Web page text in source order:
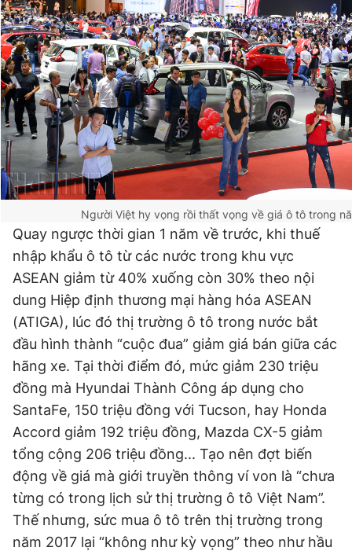
0906 645 777 0908 780 404
Đặt báo Quảng cáo RSS Tòa soạn Chính sách bảo
Tổng biên tập: Nguyễn Ngọc Toàn
Phó tổng biên tập thường trực: Hải Thành
Phó tổng biên tập: Lâm Hiếu Dũng
Phó tổng biên tập: Trần Việt Hưng
Tổng thư ký tòa soạn: Đức Trung
Giấy phép xuất bản số 110/GP - BTTTT cấp ngày 24.3.2020
© 2003-2026 Bản quyền thuộc về Báo Thanh Niên. Cấm sao
chép dưới mọi hình thức nếu không có sự chấp thuận bằng văn
Người Việt hy vọng rồi thất vọng về giá ô tô trong
Quay ngược thời gian 1 năm về trước, khi thuế
nhập khẩu ô tô từ các nước trong khu vực
ASEAN giảm từ 40% xuống còn 30% theo nội
dung Hiệp định thương mại hàng hóa ASEAN
(ATIGA), lúc đó thị trường ô tô trong nước bắt
đầu hình thành “cuộc đua” giảm giá bán giữa các
hãng xe. Tại thời điểm đó, mức giảm 230 triệu
đồng mà Hyundai Thành Công áp dụng cho
SantaFe, 150 triệu đồng với Tucson, hay Honda
Accord giảm 192 triệu đồng, Mazda CX-5 giảm
tổng cộng 206 triệu đồng... Tạo nên đợt biến
động về giá mà giới truyền thông ví von là “chưa
từng có trong lịch sử thị trường ô tô Việt Nam”.
Thế nhưng, sức mua ô tô trên thị trường trong
năm 2017 lại “không như kỳ vọng” theo như hầu